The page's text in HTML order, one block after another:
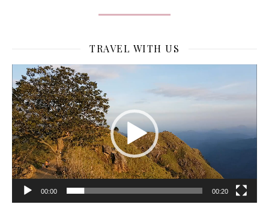
TRAVEL WITH US
Lecteur
vidéo
00:00 00:20